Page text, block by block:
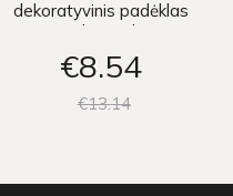
dekoratyvinis padėklas
- smėlio spalvos
€8 54
€1314